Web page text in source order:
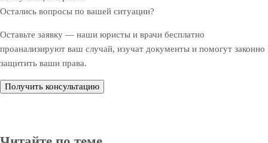
Остались вопросы по вашей ситуации?
Оставьте заявку — наши юристы и врачи бесплатно
проанализируют ваш случай, изучат документы и помогут законно
защитить ваши права.
Получить консультацию